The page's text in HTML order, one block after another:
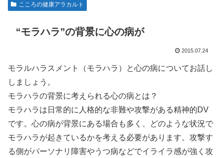
こころの健康アラカルト
“モラハラ”の背景に心の病が
2015.07.24
モラルハラスメント（モラハラ）と心の病についてお話し
しましょう。
モラハラの背景に考えられる心の病とは？
モラハラは日常的に人格的な非難や攻撃がある精神的DV
です。心の病が背景にある場合も多く、どのような状況で
モラハラが起きているかを考える必要があります。攻撃す
る側がパーソナリ障害やうつ病などでイライラ感が強く攻